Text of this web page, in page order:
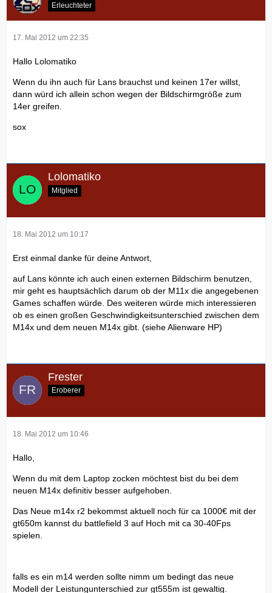
Erleuchteter
17. Mai 2012 um 22:35
Hallo Lolomatiko
Wenn du ihn auch für Lans brauchst und keinen 17er willst,
dann würd ich allein schon wegen der Bildschirmgröße zum
14er greifen.
sox
Lolomatiko
Mitglied
18. Mai 2012 um 10:17
Erst einmal danke für deine Antwort,
auf Lans könnte ich auch einen externen Bildschirm benutzen,
mir geht es hauptsächlich darum ob der M11x die angegebenen
Games schaffen würde. Des weiteren würde mich interessieren
ob es einen großen Geschwindigkeitsunterschied zwischen dem
M14x und dem neuen M14x gibt. (siehe Alienware HP)
Frester
Eroberer
18. Mai 2012 um 10:46
Hallo,
Wenn du mit dem Laptop zocken möchtest bist du bei dem
neuen M14x definitiv besser aufgehoben.
Das Neue m14x r2 bekommst aktuell noch für ca 1000€ mit der
gt650m kannst du battlefield 3 auf Hoch mit ca 30-40Fps
spielen.
falls es ein m14 werden sollte nimm um bedingt das neue
Modell der Leistungunterschied zur gt555m ist gewaltig.